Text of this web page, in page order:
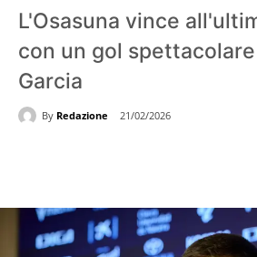
L'Osasuna vince
con un gol spettacolare
Garcia
By Redazione 21/02/2026